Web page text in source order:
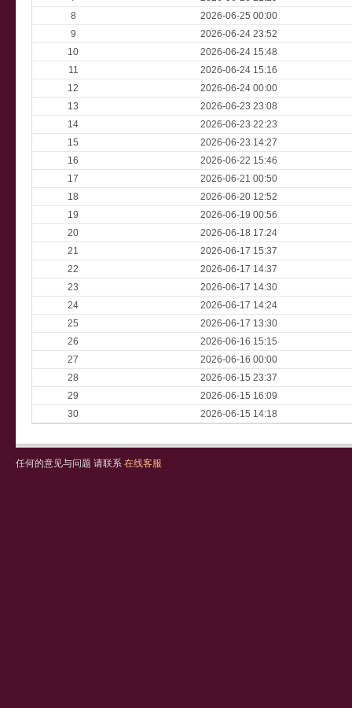
8
2026-06-25 00:00
9
2026-06-24 23:52
10
2026-06-24 15:48
11
2026-06-24 15:16
12
2026-06-24 00:00
13
2026-06-23 23:08
14
2026-06-23 22:23
15
2026-06-23 14:27
16
2026-06-22 15:46
17
2026-06-21 00:50
18
2026-06-20 12:52
19
2026-06-19 00:56
20
2026-06-18 17:24
21
2026-06-17 15:37
22
2026-06-17 14:37
23
2026-06-17 14:30
24
2026-06-17 14:24
25
2026-06-17 13:30
26
2026-06-16 15:15
27
2026-06-16 00:00
28
2026-06-15 23:37
29
2026-06-15 16:09
30
2026-06-15 14:18
任何的意见与问题 请联系 在线客服